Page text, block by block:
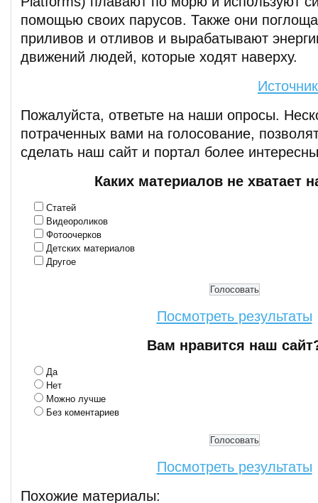
помощью своих парусов. Также они
приливов и отливов и вырабатывают
движений людей, которые ходят наверху.
Источник
Пожалуйста, ответьте на наши опросы.
потраченных вами на голосование,
сделать наш сайт и портал более
Каких материалов не хватает
Статей
Видеороликов
Фотоочерков
Детских материалов
Другое
Посмотреть результаты
Вам нравится наш
Да
Нет
Можно лучше
Без коментариев
Посмотреть результаты
Похожие материалы: